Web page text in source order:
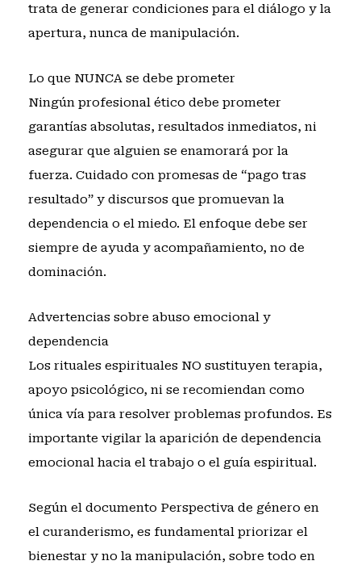
trata de generar condiciones para el diálogo y la
apertura, nunca de manipulación.
Lo que NUNCA se debe prometer
Ningún profesional ético debe prometer
garantías absolutas, resultados inmediatos, ni
asegurar que alguien se enamorará por la
fuerza. Cuidado con promesas de “pago tras
resultado” y discursos que promuevan la
dependencia o el miedo. El enfoque debe ser
siempre de ayuda y acompañamiento, no de
dominación.
Advertencias sobre abuso emocional y
dependencia
Los rituales espirituales NO sustituyen terapia,
apoyo psicológico, ni se recomiendan como
única vía para resolver problemas profundos. Es
importante vigilar la aparición de dependencia
emocional hacia el trabajo o el guía espiritual.
Según el documento Perspectiva de género en
el curanderismo, es fundamental priorizar el
bienestar y no la manipulación, sobre todo en